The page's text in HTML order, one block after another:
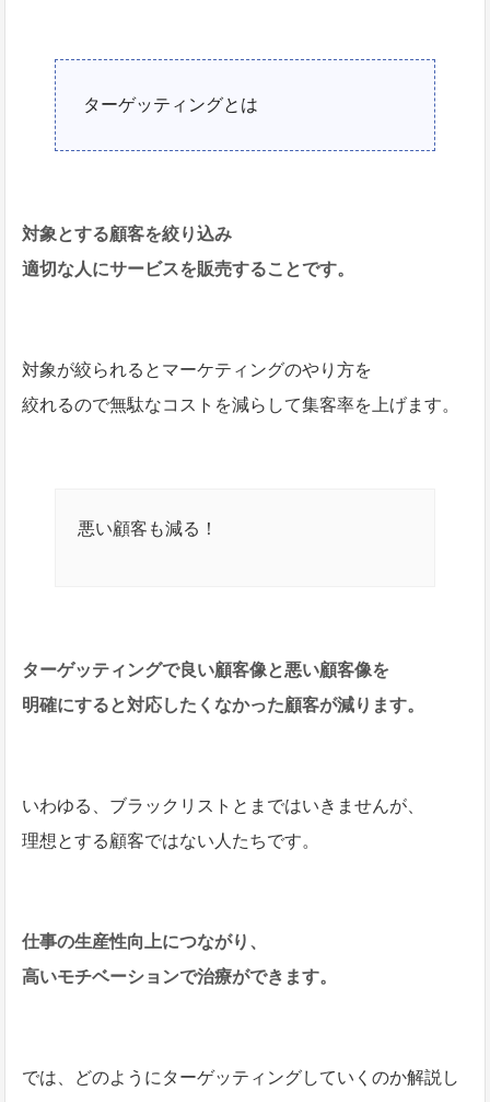
ターゲッティングとは
対象とする顧客を絞り込み
適切な人にサービスを販売することです。
対象が絞られるとマーケティングのやり方を
絞れるので無駄なコストを減らして集客率を上げます。
悪い顧客も減る！
ターゲッティングで良い顧客像と悪い顧客像を
明確にすると対応したくなかった顧客が減ります。
いわゆる、ブラックリストとまではいきませんが、
理想とする顧客ではない人たちです。
仕事の生産性向上につながり、
高いモチベーションで治療ができます。
では、どのようにターゲッティングしていくのか解説し